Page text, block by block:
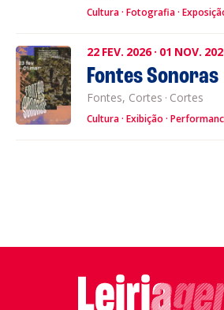
Cultura Fotografia
22 FEV. 2026 · 01 NOV.
Fontes Sonoras
Fontes, Cortes · Cortes
Cultura Exibição